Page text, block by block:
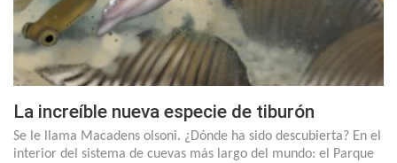
La increíble nueva especie de tiburón
Se le llama Macadens olsoni. ¿Dónde ha sido descubierta? En el
interior del sistema de cuevas más largo del mundo: el Parque